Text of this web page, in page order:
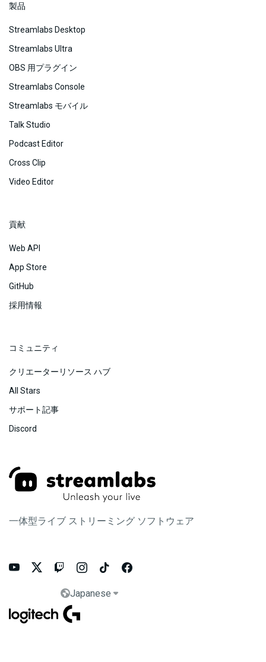
一体型ライブ ストリーミング ソフトウェア
     
Japanese 
製品
Streamlabs Desktop
Streamlabs Ultra
OBS 用プラグイン
Streamlabs Console
Streamlabs モバイル
Talk Studio
Podcast Editor
Cross Clip
Video Editor
貢献
Web API
App Store
GitHub
採用情報
コミュニティ
クリエーターリソース ハブ
All Stars
サポート記事
Discord